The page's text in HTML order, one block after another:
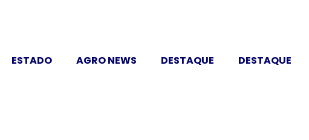
ESTADO AGRO NEWS DESTAQUE DESTAQUE